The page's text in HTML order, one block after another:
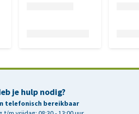
je hulp nodig?
telefonisch bereikbaar